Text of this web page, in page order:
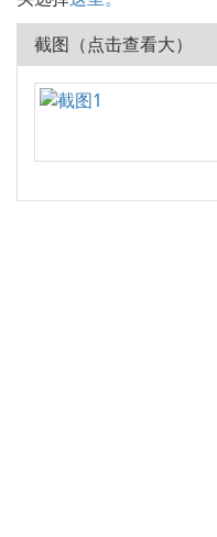
截图（点击查看大）